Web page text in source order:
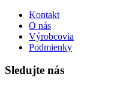
Kontakt
O nás
Výrobcovia
Podmienky
Sledujte nás